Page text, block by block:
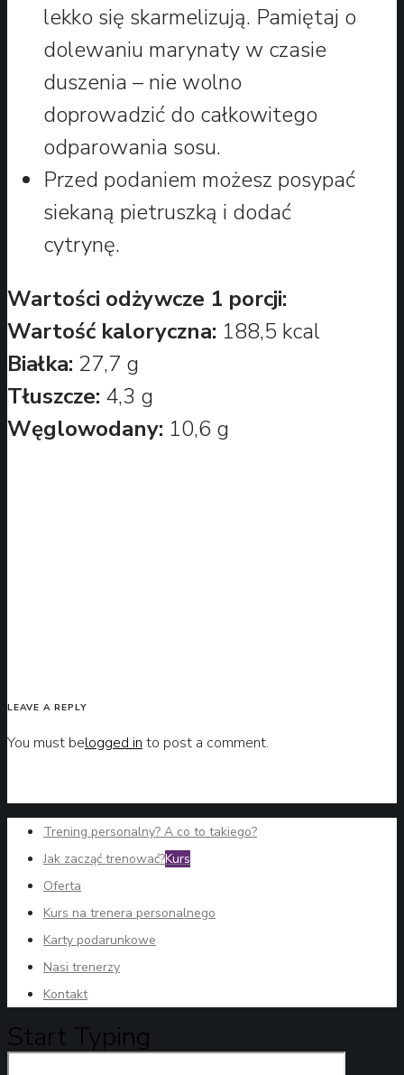
lekko się skarmelizują. Pamiętaj o
dolewaniu marynaty w czasie
duszenia – nie wolno
doprowadzić do całkowitego
odparowania sosu.
Przed podaniem możesz posypać
siekaną pietruszką i dodać
cytrynę.
Wartości odżywcze 1 porcji:
Wartość kaloryczna: 188,5 kcal
Białka: 27,7 g
Tłuszcze: 4,3 g
Węglowodany: 10,6 g
LEAVE A REPLY
You must belogged in to post a comment.
Trening personalny? A co to takiego?
Jak zacząć trenować?Kurs
Oferta
Kurs na trenera personalnego
Karty podarunkowe
Nasi trenerzy
Kontakt
Start Typing